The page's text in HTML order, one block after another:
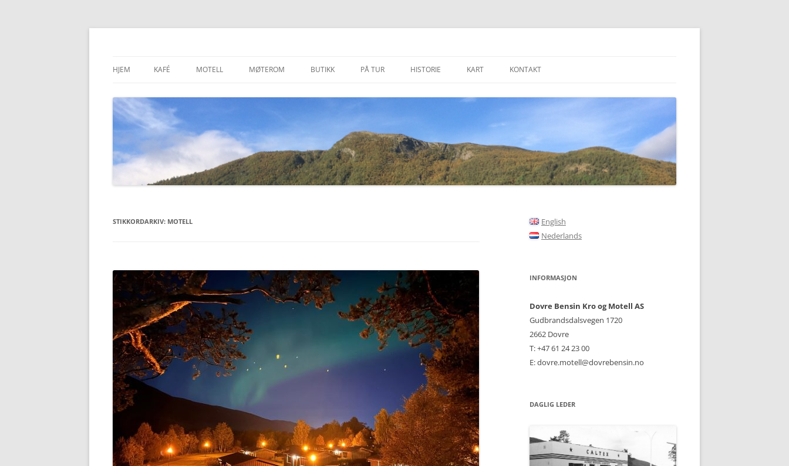
Hopp
HJEM KAFÉ MOTELL MØTEROM BUTIKK PÅ TUR HISTORIE KART KONTAKT
STIKKORDARKIV: MOTELL
English
Nederlands
INFORMASJON
Dovre Bensin Kro og Motell AS
Gudbrandsdalsvegen 1720
2662 Dovre
T: +47 61 24 23 00
E: dovre.motell@dovrebensin.no
DAGLIG LEDER